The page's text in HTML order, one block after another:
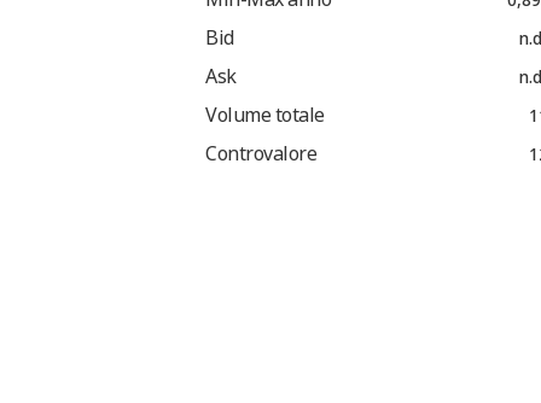
Bid
Ask
Volume totale
Controvalore